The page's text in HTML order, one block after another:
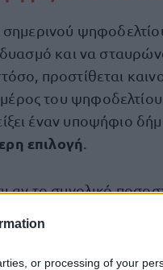
or processing of your
και να
προστίθεται
μέρος του
έναν υποψήφιο
επιλογή
αν το συνολικό
αυτό συζητείται να
σενάρια.